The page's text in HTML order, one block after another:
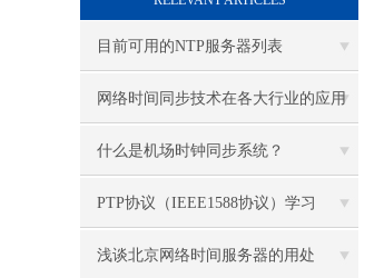
目前可用的NTP服务器列表
网络时间同步技术在各大行业的应用
什么是机场时钟同步系统？
PTP协议（IEEE1588协议）学习
浅谈北京网络时间服务器的用处